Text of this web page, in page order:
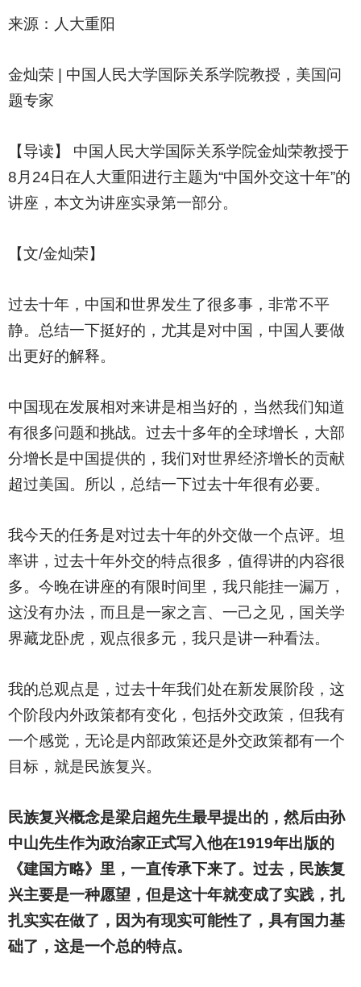
来源：人大重阳
金灿荣 | 中国人民大学国际关系学院教授，美国问
题专家
【导读】 中国人民大学国际关系学院金灿荣教授于
8月24日在人大重阳进行主题为“中国外交这十年”的
讲座，本文为讲座实录第一部分。
【文/金灿荣】
过去十年，中国和世界发生了很多事，非常不平
静。总结一下挺好的，尤其是对中国，中国人要做
出更好的解释。
中国现在发展相对来讲是相当好的，当然我们知道
有很多问题和挑战。过去十多年的全球增长，大部
分增长是中国提供的，我们对世界经济增长的贡献
超过美国。所以，总结一下过去十年很有必要。
我今天的任务是对过去十年的外交做一个点评。坦
率讲，过去十年外交的特点很多，值得讲的内容很
多。今晚在讲座的有限时间里，我只能挂一漏万，
这没有办法，而且是一家之言、一己之见，国关学
界藏龙卧虎，观点很多元，我只是讲一种看法。
我的总观点是，过去十年我们处在新发展阶段，这
个阶段内外政策都有变化，包括外交政策，但我有
一个感觉，无论是内部政策还是外交政策都有一个
目标，就是民族复兴。
民族复兴概念是梁启超先生最早提出的，然后由孙
中山先生作为政治家正式写入他在1919年出版的
《建国方略》里，一直传承下来了。过去，民族复
兴主要是一种愿望，但是这十年就变成了实践，扎
扎实实在做了，因为有现实可能性了，具有国力基
础了，这是一个总的特点。